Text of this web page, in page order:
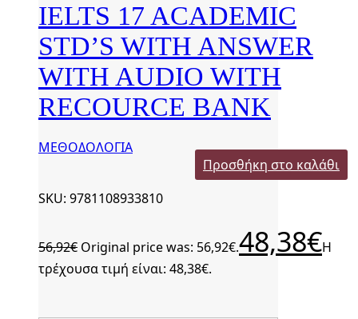
IELTS 17 ACADEMIC
STD’S WITH ANSWER
WITH AUDIO WITH
RECOURCE BANK
ΜΕΘΟΔΟΛΟΓΙΑ
Προσθήκη στο καλάθι
SKU: 9781108933810
56,92€ Original price was: 56,92€.48,38€Η
τρέχουσα τιμή είναι: 48,38€.